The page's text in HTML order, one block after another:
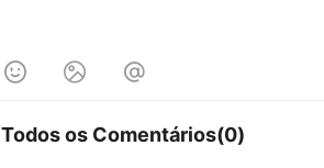
  
Todos os Comentários(0)